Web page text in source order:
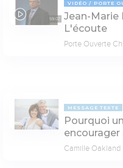
59:07
VIDÉO PORTE
Jean-Marie
L'écoute
Porte Ouverte
MESSAGE TEXTE
Pourquoi
Camille Oakland